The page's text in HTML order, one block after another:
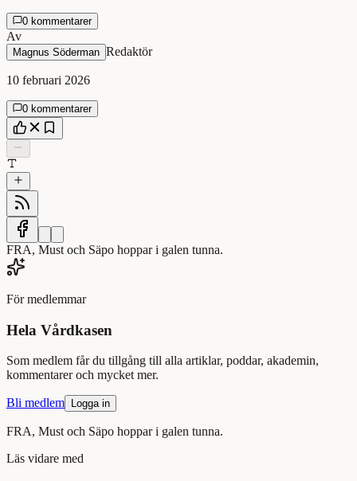
0 kommentarer
Av
Magnus Söderman Redaktör
10 februari 2026
0 kommentarer
FRA, Must och Säpo hoppar i galen tunna.
För medlemmar
Hela Vårdkasen
Som medlem får du tillgång till alla artiklar, poddar, akademin,
kommentarer och mycket mer.
Bli medlem Logga in
FRA, Must och Säpo hoppar i galen tunna.
Läs vidare med